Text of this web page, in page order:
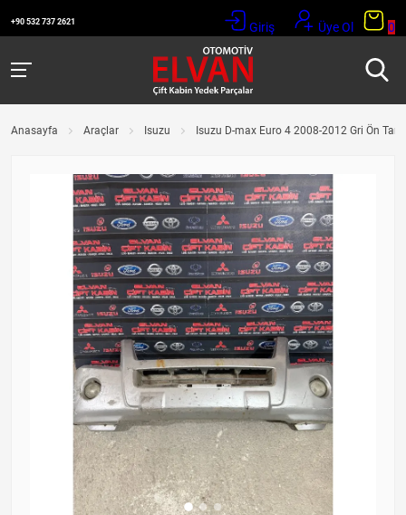
+90 532 737 2621 Giriş Üye Ol 0
Anasayfa Araçlar Isuzu Isuzu D-max Euro 4 2008-2012 Gri Ön